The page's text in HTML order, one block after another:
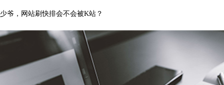
少爷，网站刷快排会不会被K站？